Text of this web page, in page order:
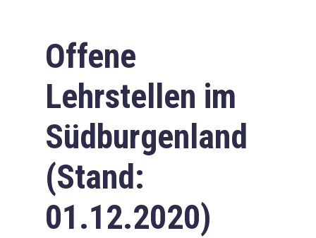
Offene
Lehrstellen im
Südburgenland
(Stand:
01.12.2020)